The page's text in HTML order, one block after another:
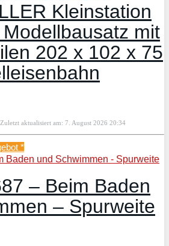
Kleinstation
mit
202 x 102 x 75
Zuletzt aktualisiert am: 7. August 2026 20:34
*
– Beim Baden
– Spurweite